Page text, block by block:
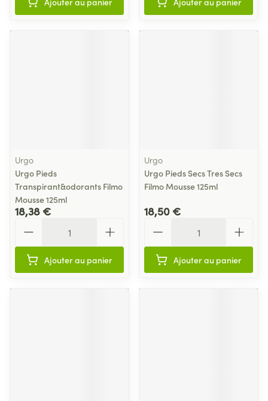
Urgo
Urgo Pieds
Transpirant&odorants Filmo
Mousse 125ml
18,38 €
Ajouter au panier
Urgo
Urgo Pieds Secs Tres Secs
Filmo Mousse 125ml
18,50 €
Ajouter au panier